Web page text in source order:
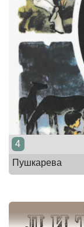
4
Пушкарева